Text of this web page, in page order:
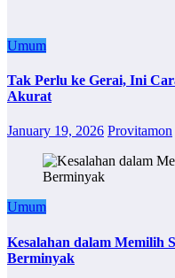
Umum
Tak Perlu ke Gerai, Ini
Akurat
January 19, 2026 Provitamon
Umum
Kesalahan dalam Memilih
Berminyak